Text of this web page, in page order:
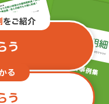
をご紹介
う
る
う